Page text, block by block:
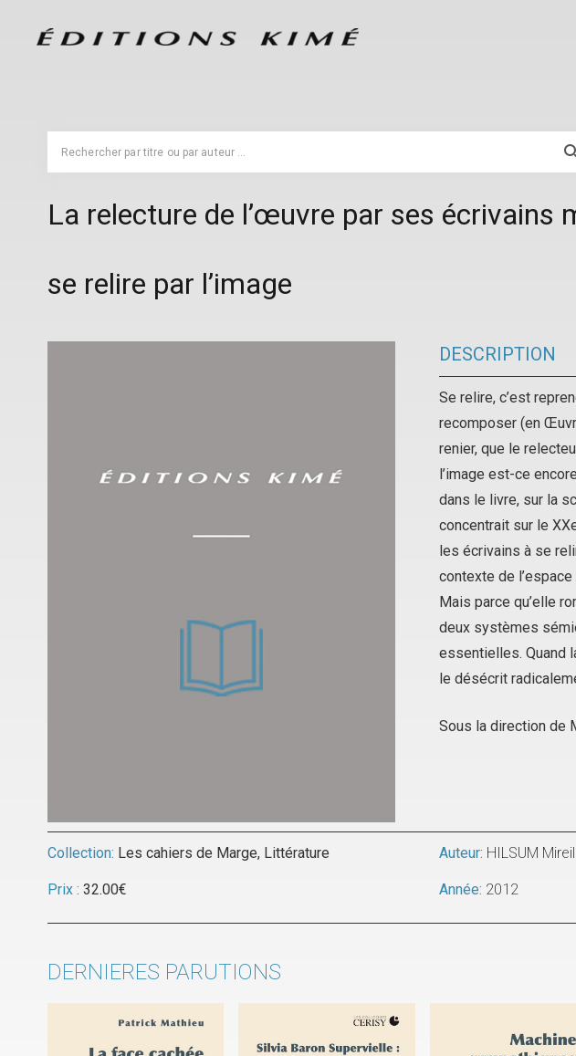
La relecture de l’œuvre par ses écrivains
se relire par l’image
DESCRIPTION
Se relire, c’est
recomposer (en
renier, que le
l’image est-ce
dans le livre, sur la
concentrait sur le
les écrivains à se
contexte de
Mais parce qu’elle
deux systèmes
essentielles. Quand
le désécrit
Sous la direction de
Collection: Les cahiers de Marge, Littérature
Prix : 32.00€
Auteur: HILSUM
Année: 2012
DERNIERES PARUTIONS